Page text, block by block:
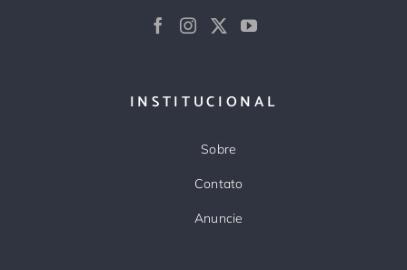
INSTITUCIONAL
Sobre
Contato
Anuncie